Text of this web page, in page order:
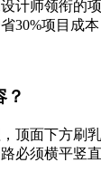
计师领衔的
30%项目成
？
顶面下方刷
必须横平竖